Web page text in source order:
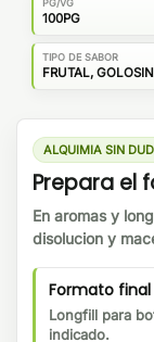
100PG
TIPO DE SABOR
FRUTAL,
ALQUIMIA SIN
Prepara el
En aromas y
disolucion y
Formato final
Longfill para
indicado.